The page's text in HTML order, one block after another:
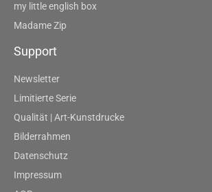
my little english box
Madame Zip
Support
Newsletter
Limitierte Serie
Qualität | Art-Kunstdrucke
Bilderrahmen
Datenschutz
Impressum